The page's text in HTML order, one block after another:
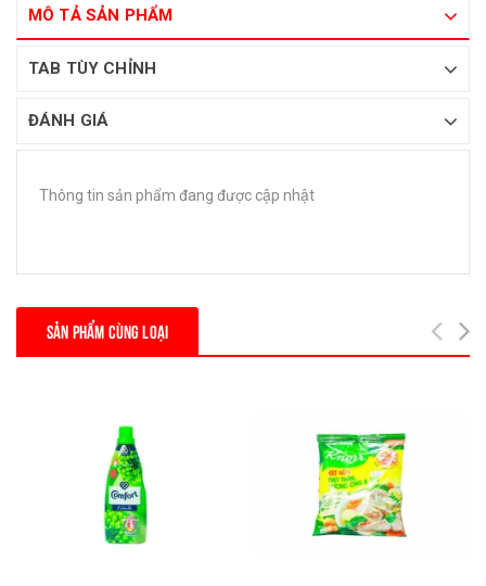
MÔ TẢ SẢN PHẨM
TAB TÙY CHỈNH
ĐÁNH GIÁ
Thông tin sản phẩm đang được cập nhật
SẢN PHẨM CÙNG LOẠI